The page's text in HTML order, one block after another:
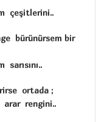
çeşitlerini..
bir
sarısını..
ortada ;
rengini..